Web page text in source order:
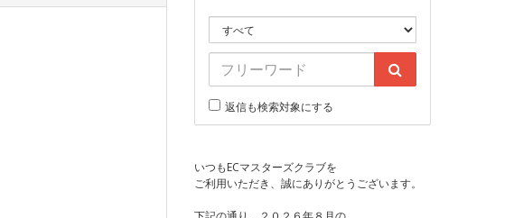
返信も検索対象にする
いつもECマスターズクラブを
ご利用いただき、誠にありがとうございます。